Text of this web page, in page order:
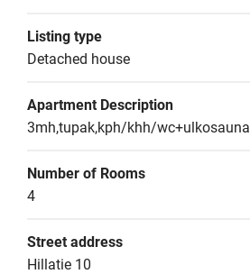
Listing type
Detached house
Apartment Description
3mh,tupak,kph/khh/wc+ulkosauna
Number of Rooms
4
Street address
Hillatie 10